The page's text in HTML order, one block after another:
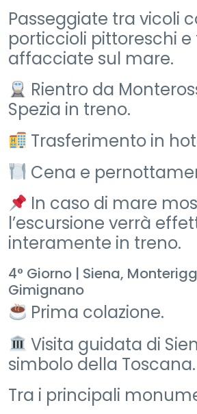
Passeggiate tra vicoli
porticcioli pittoreschi e
affacciate sul mare.
Rientro da
Spezia in treno.
Trasferimento in
Cena e
In caso di mare
l’escursione verrà
interamente in treno.
4° Giorno | Siena,
Gimignano
Prima colazione.
Visita guidata di
simbolo della Toscana.
Tra i principali